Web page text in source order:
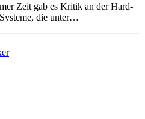
Zeit gab es Kritik an der Hard-
die unter…